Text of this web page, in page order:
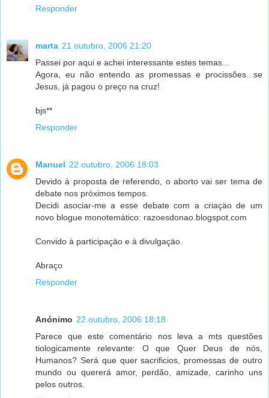
Responder
marta 21 outubro, 2006 21:20
Passei por aqui e achei interessante estes temas...
Agora, eu não entendo as promessas e procissões...se
Jesus, já pagou o preço na cruz!
bjs**
Responder
Manuel 22 outubro, 2006 18:03
Devido à proposta de referendo, o aborto vai ser tema de
debate nos próximos tempos.
Decidi asociar-me a esse debate com a criaçäo de um
novo blogue monotemático: razoesdonao.blogspot.com
Convido à participaçäo e à divulgaçäo.
Abraço
Responder
Anónimo 22 outubro, 2006 18:18
Parece que este comentário nos leva a mts questões
tiologicamente relevante: O que Quer Deus de nós,
Humanos? Será que quer sacrificios, promessas de outro
mundo ou quererá amor, perdão, amizade, carinho uns
pelos outros.